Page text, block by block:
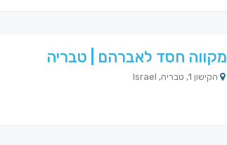
מקווה חסד לאברהם | טבריה
הקישון 1, טבריה, Israel